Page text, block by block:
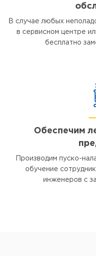
В случае любых
в сервисном центре
бесплатно
Обеспечим
Производим пуско-
обучение
инженеров с